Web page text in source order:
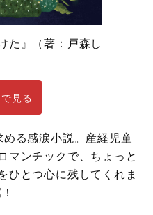
た』（著：戸森し
見る
める感涙小説。産経児童
マンチックで、ちょっと
ひとつ心に残してくれま